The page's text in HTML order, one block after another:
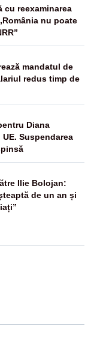
cu reexaminarea
nu poate
mandatul de
redus timp de
Diana
Suspendarea
Ilie Bolojan:
de un an și